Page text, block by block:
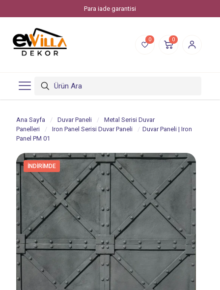
Evvilla Dekor, Piksstone'un bir online alışveriş markasıdır.
0 0
Ana Sayfa / Duvar Paneli /
Metal Serisi Duvar
Panelleri
/ Iron Panel Serisi Duvar Paneli / Duvar Paneli | Iron
Panel PM 01
İNDIRIMDE